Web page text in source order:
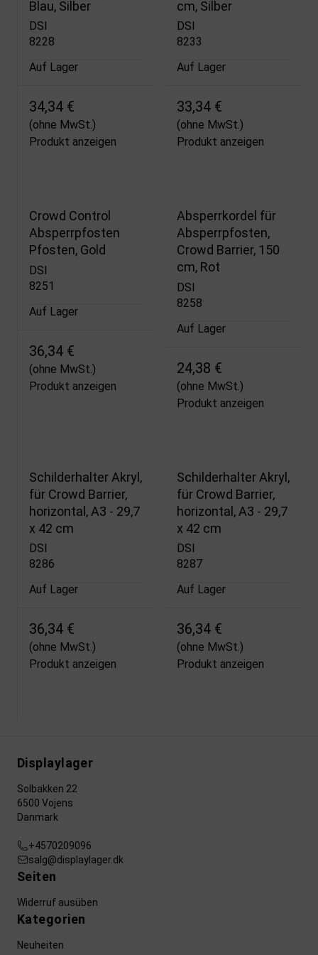
Blau, Silber
DSI
8228
Auf Lager
34,34 €
(ohne MwSt.)
Produkt anzeigen
cm, Silber
DSI
8233
Auf Lager
33,34 €
(ohne MwSt.)
Produkt anzeigen
Crowd Control
Absperrpfosten
Pfosten, Gold
DSI
8251
Auf Lager
36,34 €
(ohne MwSt.)
Produkt anzeigen
Absperrkordel für
Absperrpfosten,
Crowd Barrier, 150
cm, Rot
DSI
8258
Auf Lager
24,38 €
(ohne MwSt.)
Produkt anzeigen
Schilderhalter Akryl,
für Crowd Barrier,
horizontal, A3 - 29,7
x 42 cm
DSI
8286
Auf Lager
36,34 €
(ohne MwSt.)
Produkt anzeigen
Schilderhalter Akryl,
für Crowd Barrier,
horizontal, A3 - 29,7
x 42 cm
DSI
8287
Auf Lager
36,34 €
(ohne MwSt.)
Produkt anzeigen
Displaylager
Solbakken 22
6500 Vojens
Danmark
+4570209096
salg@displaylager.dk
Seiten
Widerruf ausüben
Kategorien
Neuheiten